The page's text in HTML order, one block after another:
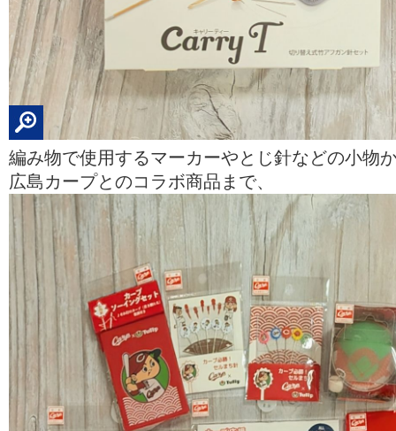
編み物で使用するマーカーやとじ針などの小物
広島カープとのコラボ商品まで、